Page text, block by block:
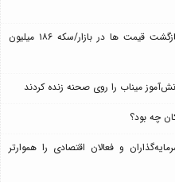
قیمت دلار، طلا و سکه امروز ۱۸ مرداد؛ بازگشت قیمت ها در بازار/سکه ۱۸۶ میلیون
میناب را روی صحنه زنده کردند
چه بود؟
و فعالان اقتصادی را هموارتر